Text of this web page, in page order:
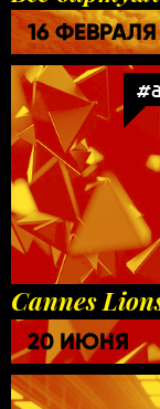
16 ФЕВРАЛЯ
Cannes
20 ИЮНЯ